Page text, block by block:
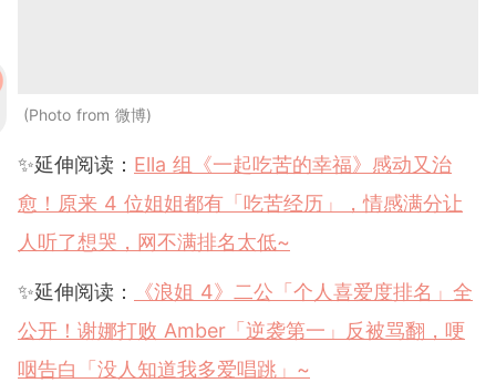
Photo from 微博
✨延伸阅读： Ella 组《一起吃苦的幸福》感动又治
愈！原来 4 位姐姐都有「吃苦经历」，情感满分让
人听了想哭，网不满排名太低~
✨延伸阅读：
《浪姐 4》二公「个人喜爱度排名」全
公开！谢娜打败 Amber「逆袭第一」反被骂翻，哽
咽告白「没人知道我多爱唱跳」~